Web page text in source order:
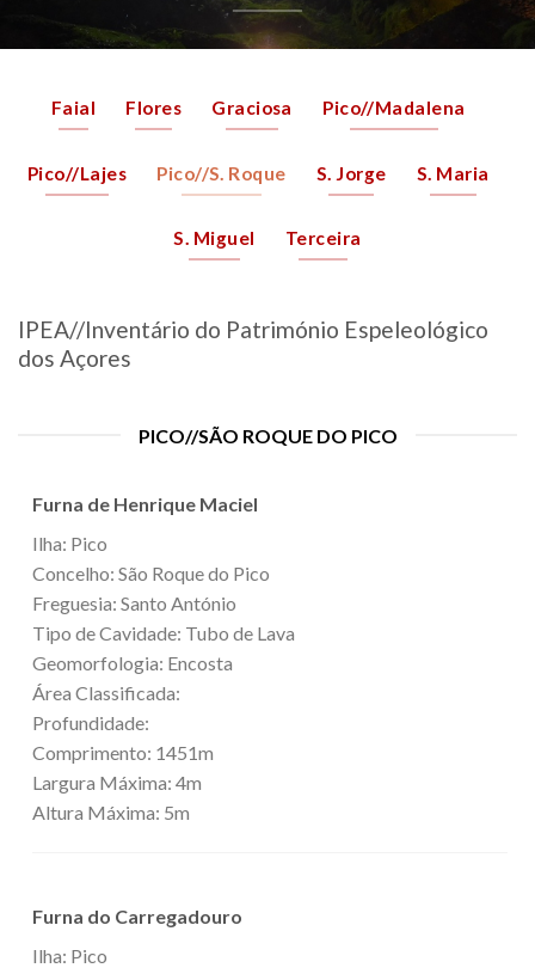
Faial Flores Graciosa Pico//Madalena
Pico//Lajes Pico//S. Roque S. Jorge S. Maria
S. Miguel Terceira
IPEA//Inventário do Património Espeleológico
dos Açores
PICO//SÃO ROQUE DO PICO
Furna de Henrique Maciel
Ilha: Pico
Concelho: São Roque do Pico
Freguesia: Santo António
Tipo de Cavidade: Tubo de Lava
Geomorfologia: Encosta
Área Classificada:
Profundidade:
Comprimento: 1451m
Largura Máxima: 4m
Altura Máxima: 5m
Furna do Carregadouro
Ilha: Pico